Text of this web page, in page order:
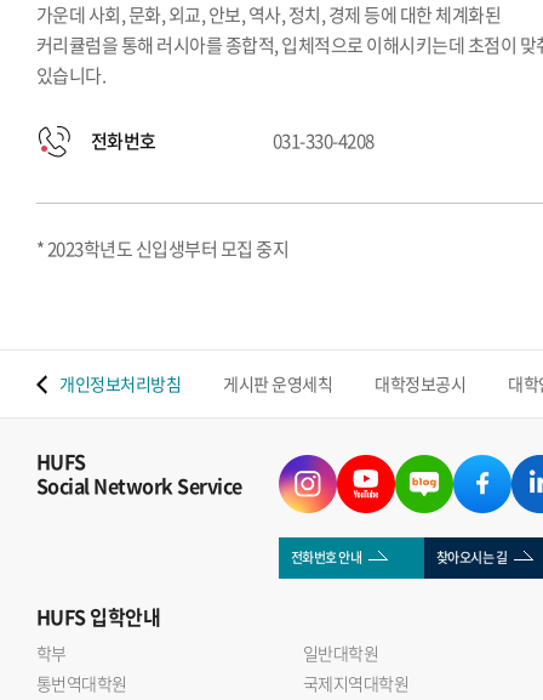
가운데 사회, 문화, 외교, 안보, 역사, 정치, 경제 등에 대한 체계화된
커리큘럼을 통해 러시아를 종합적, 입체적으로 이해시키는데 초점이 맞
있습니다.
전화번호 031-330-4208
* 2023학년도 신입생부터 모집 중지
개인정보처리방침 게시판 운영세칙 대학정보공시 대
HUFS
Social Network Service
전화번호 안내 찾아오시는 길
HUFS입학안내
학부
일반대학원
통번역대학원
국제지역대학원